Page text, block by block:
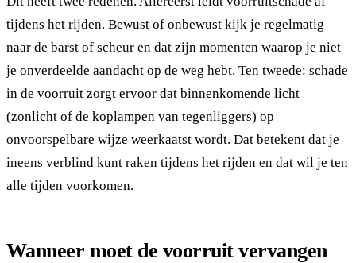
tijdens het rijden. Bewust of onbewust kijk je regelmatig
naar de barst of scheur en dat zijn momenten waarop je niet
je onverdeelde aandacht op de weg hebt. Ten tweede: schade
in de voorruit zorgt ervoor dat binnenkomende licht
(zonlicht of de koplampen van tegenliggers) op
onvoorspelbare wijze weerkaatst wordt. Dat betekent dat je
ineens verblind kunt raken tijdens het rijden en dat wil je ten
alle tijden voorkomen.
Wanneer moet de voorruit vervangen